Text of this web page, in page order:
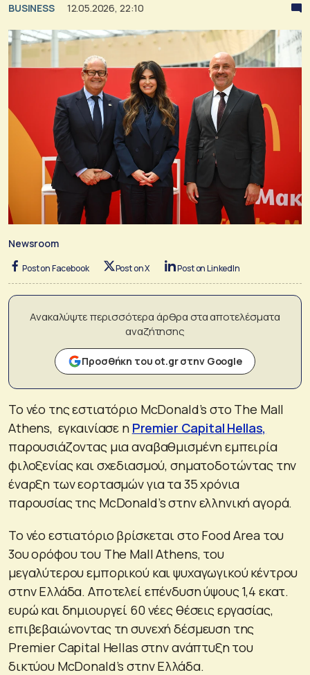
BUSINESS 12.05.2026, 22:10
Newsroom
Post on Facebook Post on X Post on LinkedIn
Ανακαλύψτε περισσότερα άρθρα στα αποτελέσματα
αναζήτησης
Προσθήκη του ot.gr στην Google
Το νέο της εστιατόριο McDonald’s στο The Mall
Athens, εγκαινίασε η Premier Capital Hellas,
παρουσιάζοντας μια αναβαθμισμένη εμπειρία
φιλοξενίας και σχεδιασμού, σηματοδοτώντας την
έναρξη των εορτασμών για τα 35 χρόνια
παρουσίας της McDonald’s στην ελληνική αγορά.
Το νέο εστιατόριο βρίσκεται στο Food Area του
3ου ορόφου του The Mall Athens, του
μεγαλύτερου εμπορικού και ψυχαγωγικού κέντρου
στην Ελλάδα. Αποτελεί επένδυση ύψους 1,4 εκατ.
ευρώ και δημιουργεί 60 νέες θέσεις εργασίας,
επιβεβαιώνοντας τη συνεχή δέσμευση της
Premier Capital Hellas στην ανάπτυξη του
δικτύου McDonald’s στην Ελλάδα.